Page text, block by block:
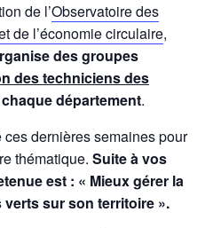
de l’Observatoire des
de l’économie circulaire,
des groupes
des techniciens des
département.
dernières semaines pour
thématique. Suite à vos
est : « Mieux gérer la
sur son territoire ».